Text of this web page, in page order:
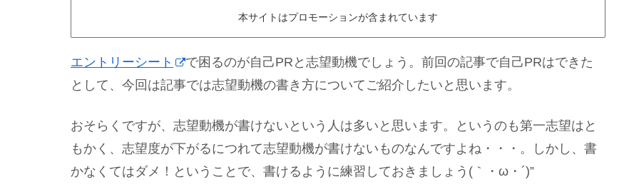
本サイトはプロモーションが含まれています
エントリーシート
で困るのが自己PRと志望動機でしょう。前回の記事で自己PRはできた
として、今回は記事では志望動機の書き方についてご紹介したいと思います。
おそらくですが、志望動機が書けないという人は多いと思います。というのも第一志望はと
もかく、志望度が下がるにつれて志望動機が書けないものなんですよね・・・。しかし、書
かなくてはダメ！ということで、書けるように練習しておきましょう(｀・ω・´)”